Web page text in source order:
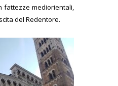
fattezze mediorientali,
del Redentore.